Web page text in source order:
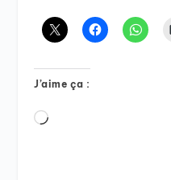
J’aime ça :
Chargement…